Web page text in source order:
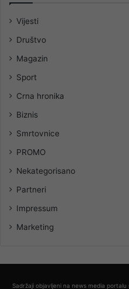
Vijesti
Društvo
Magazin
Sport
Crna hronika
Biznis
Smrtovnice
PROMO
Nekategorisano
Partneri
Impressum
Marketing
Sadržaji objavljeni na news media